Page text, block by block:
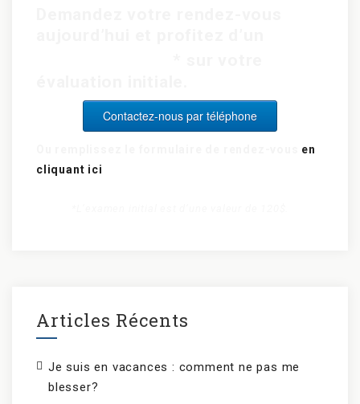
Contactez-nous par téléphone
en
cliquant ici
Articles Récents
Je suis en vacances : comment ne pas me
blesser?